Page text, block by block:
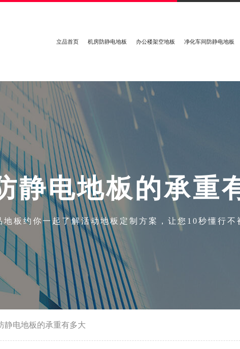
立品首页 机房防静电地板 办公楼架空地板 净化车间防静电地板
静电地板的承重
地板约你一起了解活动地板定制方案，让您10秒懂行不
静电地板的承重有多大